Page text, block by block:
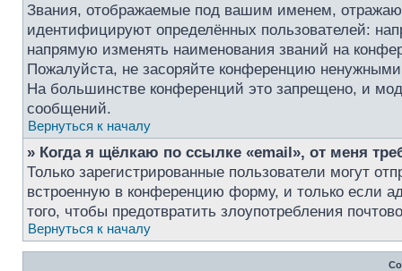
Звания, отображаемые под вашим именем,
идентифицируют определённых пользователей:
напрямую изменять наименования званий на
Пожалуйста, не засоряйте конференцию
На большинстве конференций это запрещено, и
сообщений.
Вернуться к началу
» Когда я щёлкаю по ссылке «email», от меня
Только зарегистрированные пользователи могут
встроенную в конференцию форму, и только если
того, чтобы предотвратить злоупотребления
Вернуться к началу